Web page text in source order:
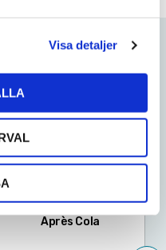
Visa detaljer
Après Cola
Lägg